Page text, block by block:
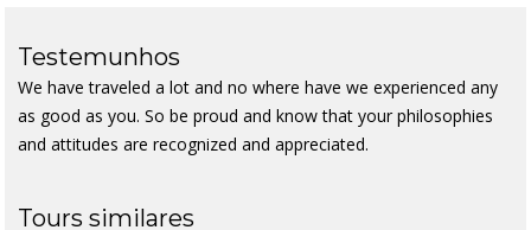
Testemunhos
We have traveled a lot and no where have we experienced any
as good as you. So be proud and know that your philosophies
and attitudes are recognized and appreciated.
Tours similares